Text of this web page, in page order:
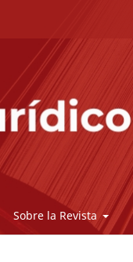
Sobre la Revista